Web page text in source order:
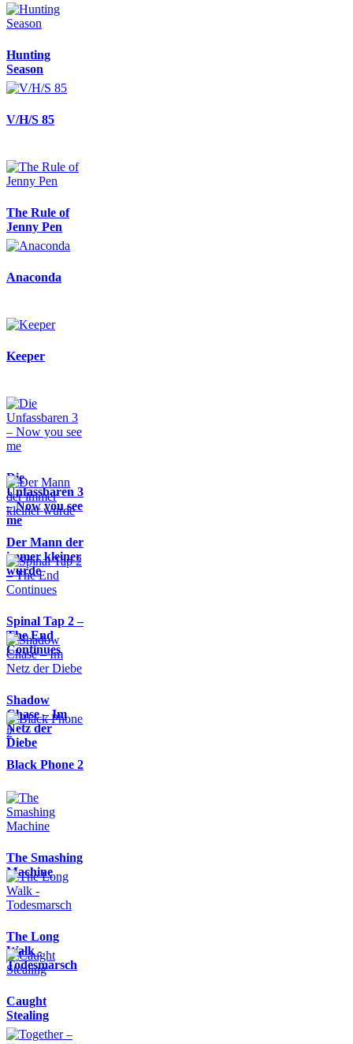
Hunting
Season
V/H/S 85
The Rule of
Jenny Pen
Anaconda
Keeper
Die
Unfassbaren 3
– Now you see
me
Der Mann der
immer kleiner
wurde
Spinal Tap 2 –
The End
Continues
Shadow
Chase – Im
Netz der
Diebe
Black Phone 2
The Smashing
Machine
The Long
Walk -
Todesmarsch
Caught
Stealing